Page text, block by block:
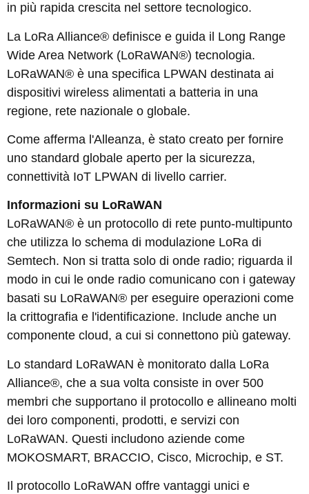
in più rapida crescita nel settore tecnologico.
La LoRa Alliance® definisce e guida il Long Range
Wide Area Network (LoRaWAN®) tecnologia.
LoRaWAN® è una specifica LPWAN destinata ai
dispositivi wireless alimentati a batteria in una
regione, rete nazionale o globale.
Come afferma l'Alleanza, è stato creato per fornire
uno standard globale aperto per la sicurezza,
connettività IoT LPWAN di livello carrier.
Informazioni su LoRaWAN
LoRaWAN® è un protocollo di rete punto-multipunto
che utilizza lo schema di modulazione LoRa di
Semtech. Non si tratta solo di onde radio; riguarda il
modo in cui le onde radio comunicano con i gateway
basati su LoRaWAN® per eseguire operazioni come
la crittografia e l'identificazione. Include anche un
componente cloud, a cui si connettono più gateway.
Lo standard LoRaWAN è monitorato dalla LoRa
Alliance®, che a sua volta consiste in over 500
membri che supportano il protocollo e allineano molti
dei loro componenti, prodotti, e servizi con
LoRaWAN. Questi includono aziende come
MOKOSMART, BRACCIO, Cisco, Microchip, e ST.
Il protocollo LoRaWAN offre vantaggi unici e